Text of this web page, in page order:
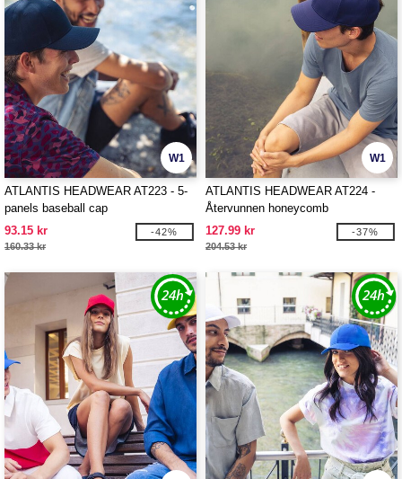
W1
ATLANTIS HEADWEAR AT223 - 5-
panels baseball cap
93.15 kr
160.33 kr
-42%
W1
ATLANTIS HEADWEAR AT224 -
Återvunnen honeycomb
polyesterkeps
127.99 kr
204.53 kr
-37%